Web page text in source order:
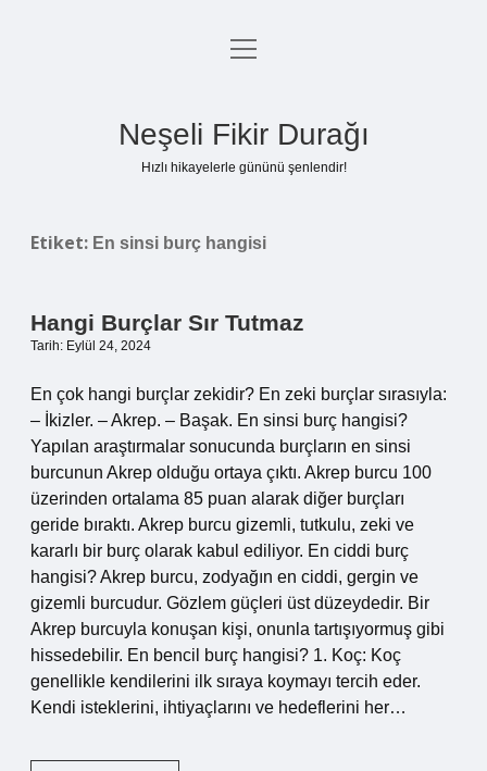
Anasayfa
menüyü
Neşeli Fikir Durağı
Hızlı hikayelerle gününü şenlendir!
Etiket: En sinsi burç hangisi
Hangi Burçlar Sır Tutmaz
Tarih: Eylül 24, 2024
En çok hangi burçlar zekidir? En zeki burçlar sırasıyla:
– İkizler. – Akrep. – Başak. En sinsi burç hangisi?
Yapılan araştırmalar sonucunda burçların en sinsi
burcunun Akrep olduğu ortaya çıktı. Akrep burcu 100
üzerinden ortalama 85 puan alarak diğer burçları
geride bıraktı. Akrep burcu gizemli, tutkulu, zeki ve
kararlı bir burç olarak kabul ediliyor. En ciddi burç
hangisi? Akrep burcu, zodyağın en ciddi, gergin ve
gizemli burcudur. Gözlem güçleri üst düzeydedir. Bir
Akrep burcuyla konuşan kişi, onunla tartışıyormuş gibi
hissedebilir. En bencil burç hangisi? 1. Koç: Koç
genellikle kendilerini ilk sıraya koymayı tercih eder.
Kendi isteklerini, ihtiyaçlarını ve hedeflerini her…